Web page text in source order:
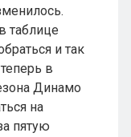
таблице
и так
в
Динамо
на
пятую